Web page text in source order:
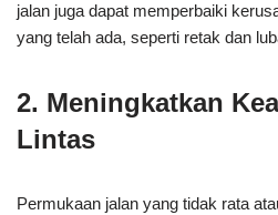
jalan juga dapat memperbaiki
yang telah ada, seperti retak dan
2. Meningkatkan
Lintas
Permukaan jalan yang tidak rata